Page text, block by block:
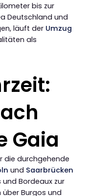
bis zur
Deutschland und
läuft der Umzug
als
Gaia
die durchgehende
und Saarbrücken
und Bordeaux zur
über Burgos und